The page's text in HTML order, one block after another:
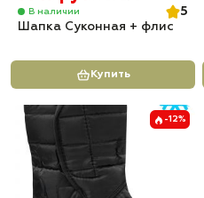
В наличии
5
Шапка Суконная + флис
Купить
-12%